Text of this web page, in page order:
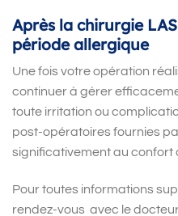
Après la chirurgie
période allergique
Une fois votre opération
continuer à gérer
toute irritation ou
post-opératoires fournies
significativement au confort
Pour toutes informations
rendez-vous avec le